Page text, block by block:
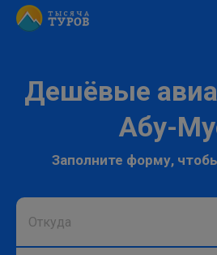
Дешёвые
Абу-
Заполните форму,